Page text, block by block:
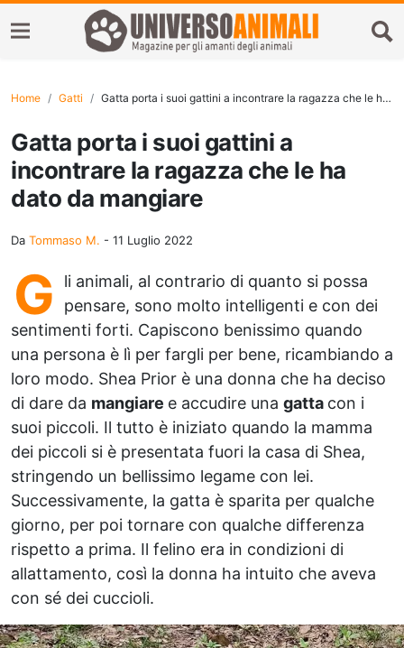
Home Gatti Gatta porta i suoi gattini a incontrare la ragazza che le ha dato da mangiare
Gatta porta i suoi gattini a
incontrare la ragazza che le ha
dato da mangiare
Da Tommaso M. - 11 Luglio 2022
G
li animali, al contrario di quanto si possa
pensare, sono molto intelligenti e con dei
sentimenti forti. Capiscono benissimo quando
una persona è lì per fargli per bene, ricambiando a
loro modo. Shea Prior è una donna che ha deciso
di dare da mangiare e accudire una gatta con i
suoi piccoli. Il tutto è iniziato quando la mamma
dei piccoli si è presentata fuori la casa di Shea,
stringendo un bellissimo legame con lei.
Successivamente, la gatta è sparita per qualche
giorno, per poi tornare con qualche differenza
rispetto a prima. Il felino era in condizioni di
allattamento, così la donna ha intuito che aveva
con sé dei cuccioli.